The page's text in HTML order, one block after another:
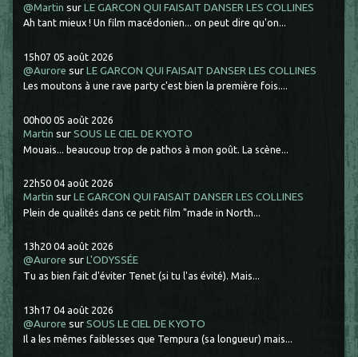
@Martin surLE GARCON QUI FAISAIT DANSER LES COLLINES
Ah tant mieux ! Un film macédonien... on peut dire qu'on...
15h07 05 août 2026
@Aurore surLE GARCON QUI FAISAIT DANSER LES COLLINES
Les moutons à une rave party c'est bien la première fois....
00h00 05 août 2026
Martin surSOUS LE CIEL DE KYOTO
Mouais... beaucoup trop de pathos à mon goût. La scène...
22h50 04 août 2026
Martin surLE GARCON QUI FAISAIT DANSER LES COLLINES
Plein de qualités dans ce petit film "made in North...
13h20 04 août 2026
@Aurore surL'ODYSSÉE
Tu as bien fait d'éviter Tenet (si tu l'as évité). Mais...
13h17 04 août 2026
@Aurore surSOUS LE CIEL DE KYOTO
Il a les mêmes faiblesses que Tempura (sa longueur) mais...